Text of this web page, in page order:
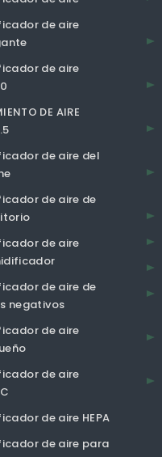
de aire
de aire
DE AIRE
de aire del
de aire de
de aire
de aire de
negativos
de aire
de aire
de aire HEPA
de aire para